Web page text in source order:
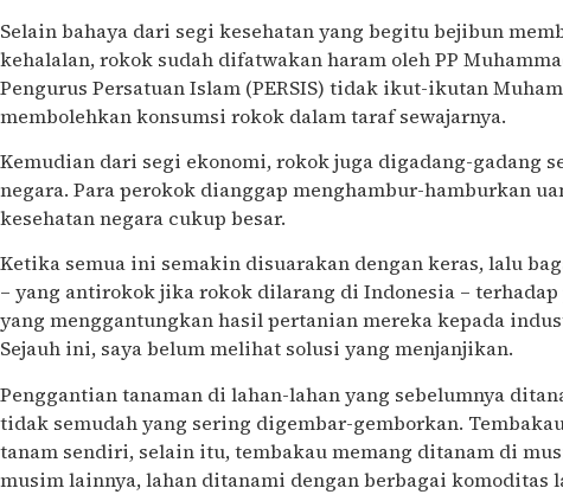
Selain bahaya dari segi kesehatan yang begitu bejibun
kehalalan, rokok sudah difatwakan haram oleh PP
Pengurus Persatuan Islam (PERSIS) tidak ikut-ikutan
membolehkan konsumsi rokok dalam taraf sewajarnya.
Kemudian dari segi ekonomi, rokok juga digadang-gadang
negara. Para perokok dianggap menghambur-hamburkan
kesehatan negara cukup besar.
Ketika semua ini semakin disuarakan dengan keras, lalu
– yang antirokok jika rokok dilarang di Indonesia –
yang menggantungkan hasil pertanian mereka kepada
Sejauh ini, saya belum melihat solusi yang menjanjikan.
Penggantian tanaman di lahan-lahan yang sebelumnya
tidak semudah yang sering digembar-gemborkan.
tanam sendiri, selain itu, tembakau memang ditanam di
musim lainnya, lahan ditanami dengan berbagai komoditas